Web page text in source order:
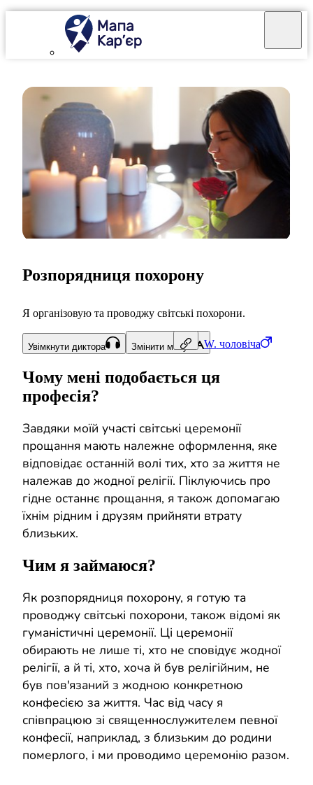
W. чоловіча
Розпорядниця похорону
Я організовую та проводжу світські похорони.
Увімкнути диктора Змінити мову
Чому мені подобається ця
професія?
Завдяки моїй участі світські церемонії
прощання мають належне оформлення, яке
відповідає останній волі тих, хто за життя не
належав до жодної релігії. Піклуючись про
гідне останнє прощання, я також допомагаю
їхнім рідним і друзям прийняти втрату
близьких.
Чим я займаюся?
Як розпорядниця похорону, я готую та
проводжу світські похорони, також відомі як
гуманістичні церемонії. Ці церемонії
обирають не лише ті, хто не сповідує жодної
релігії, а й ті, хто, хоча й був релігійним, не
був пов'язаний з жодною конкретною
конфесією за життя. Час від часу я
співпрацюю зі священнослужителем певної
конфесії, наприклад, з близьким до родини
померлого, і ми проводимо церемонію разом.